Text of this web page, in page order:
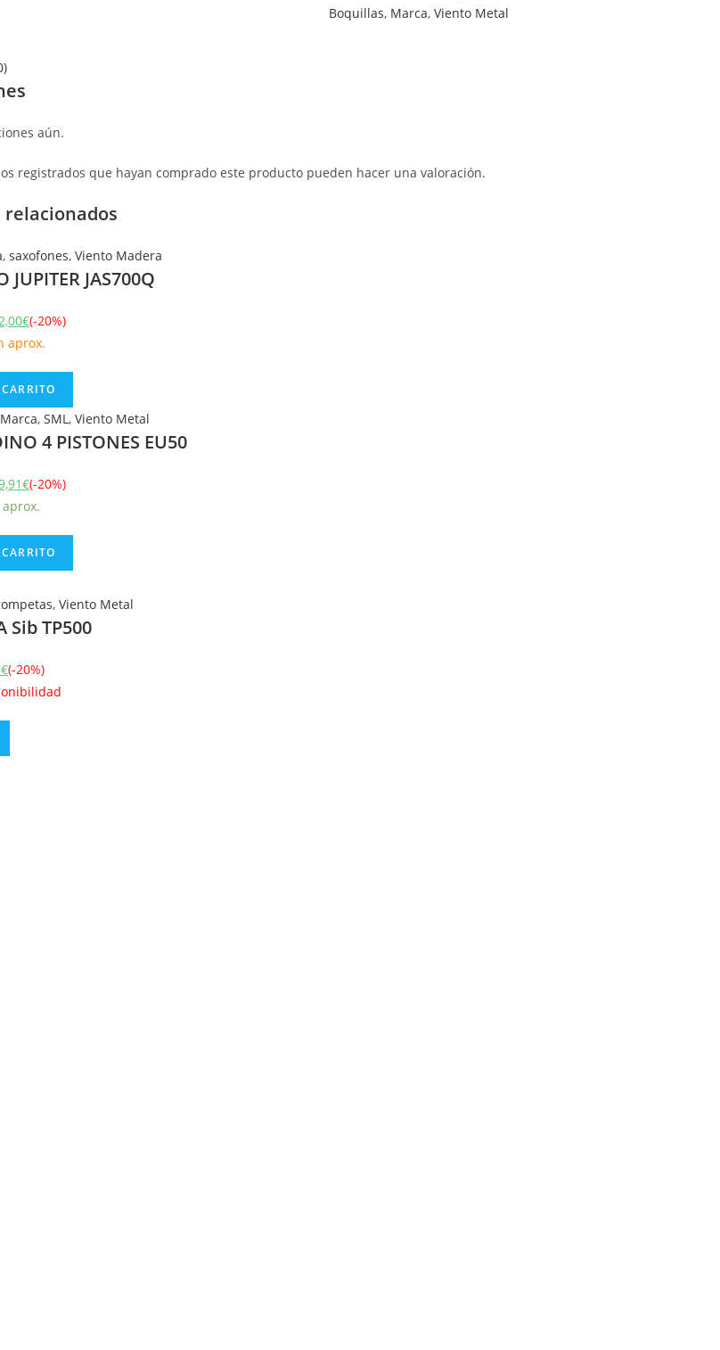
TROMPETA.
Boquillas, Marca,Viento Metal
aún.
registrados que hayan comprado este producto pueden hacer una valoración.
relacionados
, saxofones, Viento Madera
JUPITER JAS700Q
€(-20%)
aprox.
Marca, SML, Viento Metal
4 PISTONES EU50
€(-20%)
, Viento Metal
Sib TP500
€(-20%)